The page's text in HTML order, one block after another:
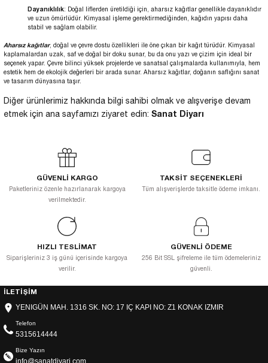
Dayanıklılık: Doğal liflerden üretildiği için, aharsız kağıtlar genellikle dayanıklıdır
ve uzun ömürlüdür. Kimyasal işleme gerektirmediğinden, kağıdın yapısı daha
stabil ve sağlam olabilir.
Aharsız kağıtlar, doğal ve çevre dostu özellikleri ile öne çıkan bir kağıt türüdür. Kimyasal
kaplamalardan uzak, saf ve doğal bir doku sunar, bu da onu yazı ve çizim için ideal bir
seçenek yapar. Çevre bilinci yüksek projelerde ve sanatsal çalışmalarda kullanımıyla, hem
estetik hem de ekolojik değerleri bir arada sunar. Aharsız kağıtlar, doğanın saflığını sanat
ve tasarım dünyasına taşır.
Diğer ürünlerimiz hakkında bilgi sahibi olmak ve alışverişe devam
etmek için ana sayfamızı ziyaret edin: Sanat Diyarı
GÜVENLİ KARGO
Paketleriniz özenle hazırlanarak kargoya
verilmektedir.
TAKSİT SEÇENEKLERİ
Tüm alışverişlerde taksitle ödeme imkanı.
HIZLI TESLİMAT
Siparişleriniz 3 iş günü içerisinde kargoya
verilir.
GÜVENLİ ÖDEME
256 Bit SSL şifreleme ile tüm ödemeleriniz
güvenli.
İLETİŞİM
YENIGÜN MAH. 1316 SK. NO: 17 IÇ KAPI NO: Z1 KONAK IZMIR
Telefon
5315614444
Bize Yazın